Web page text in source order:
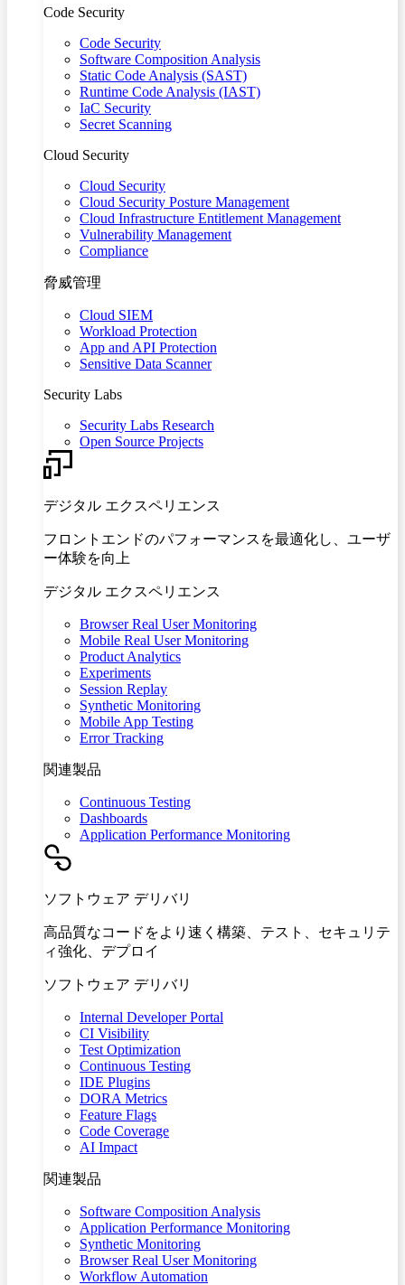
Code Security
Code Security
Software Composition Analysis
Static Code Analysis (SAST)
Runtime Code Analysis (IAST)
IaC Security
Secret Scanning
Cloud Security
Cloud Security
Cloud Security Posture Management
Cloud Infrastructure Entitlement Management
Vulnerability Management
Compliance
脅威管理
Cloud SIEM
Workload Protection
App and API Protection
Sensitive Data Scanner
Security Labs
Security Labs Research
Open Source Projects
デジタル エクスペリエンス
フロントエンドのパフォーマンスを最適化し、ユーザ
ー体験を向上
デジタル エクスペリエンス
Browser Real User Monitoring
Mobile Real User Monitoring
Product Analytics
Experiments
Session Replay
Synthetic Monitoring
Mobile App Testing
Error Tracking
関連製品
Continuous Testing
Dashboards
Application Performance Monitoring
ソフトウェア デリバリ
高品質なコードをより速く構築、テスト、セキュリテ
ィ強化、デプロイ
ソフトウェア デリバリ
Internal Developer Portal
CI Visibility
Test Optimization
Continuous Testing
IDE Plugins
DORA Metrics
Feature Flags
Code Coverage
AI Impact
関連製品
Software Composition Analysis
Application Performance Monitoring
Synthetic Monitoring
Browser Real User Monitoring
Workflow Automation